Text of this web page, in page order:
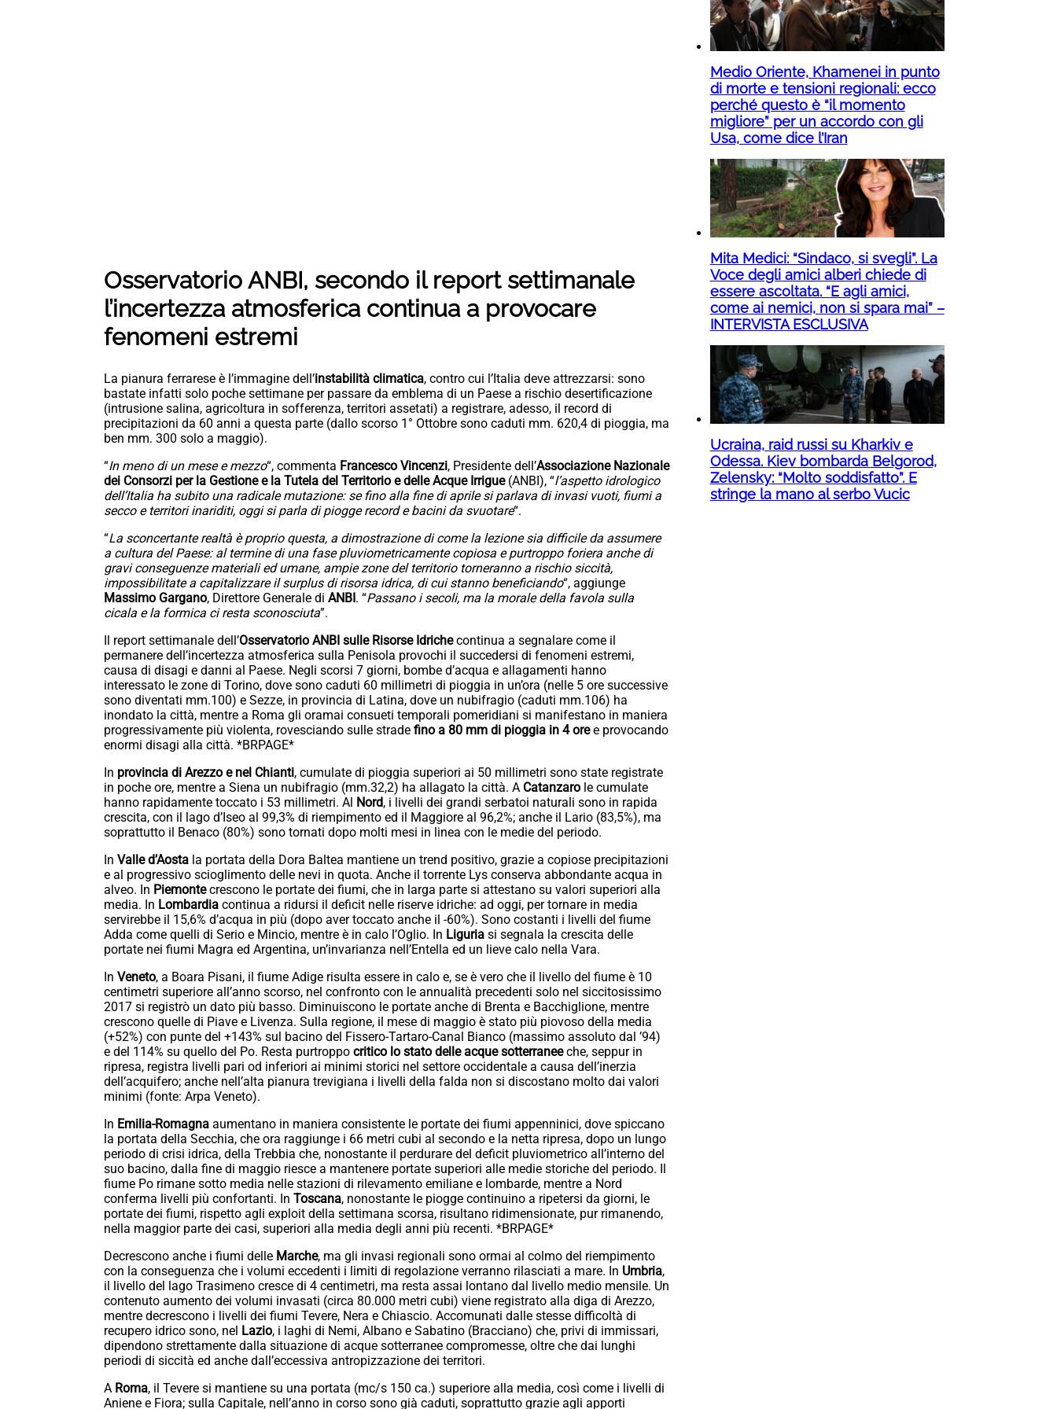
Osservatorio ANBI, secondo il report settimanale
l’incertezza atmosferica continua a provocare
fenomeni estremi
La pianura ferrarese è l’immagine dell’instabilità climatica, contro cui l’Italia deve attrezzarsi: sono
bastate infatti solo poche settimane per passare da emblema di un Paese a rischio desertificazione
(intrusione salina, agricoltura in sofferenza, territori assetati) a registrare, adesso, il record di
precipitazioni da 60 anni a questa parte (dallo scorso 1° Ottobre sono caduti mm. 620,4 di pioggia, ma
ben mm. 300 solo a maggio).
“In meno di un mese e mezzo“, commenta Francesco Vincenzi, Presidente dell’Associazione Nazionale
dei Consorzi per la Gestione e la Tutela del Territorio e delle Acque Irrigue(ANBI), “l’aspetto idrologico
dell’Italia ha subito una radicale mutazione: se fino alla fine di aprile si parlava di invasi vuoti, fiumi a
secco e territori inariditi, oggi si parla di piogge record e bacini da svuotare“.
“La sconcertante realtà è proprio questa, a dimostrazione di come la lezione sia difficile da assumere
a cultura del Paese: al termine di una fase pluviometricamente copiosa e purtroppo foriera anche di
gravi conseguenze materiali ed umane, ampie zone del territorio torneranno a rischio siccità,
impossibilitate a capitalizzare il surplus di risorsa idrica, di cui stanno beneficiando“, aggiunge
Massimo Gargano, Direttore Generale di ANBI. “Passano i secoli, ma la morale della favola sulla
cicala e la formica ci resta sconosciuta”.
Il report settimanale dell’Osservatorio ANBI sulle Risorse Idrichecontinua a segnalare come il
permanere dell’incertezza atmosferica sulla Penisola provochi il succedersi di fenomeni estremi,
causa di disagi e danni al Paese. Negli scorsi 7 giorni, bombe d’acqua e allagamenti hanno
interessato le zone di Torino, dove sono caduti 60 millimetri di pioggia in un’ora (nelle 5 ore successive
sono diventati mm.100) e Sezze, in provincia di Latina, dove un nubifragio (caduti mm.106) ha
inondato la città, mentre a Roma gli oramai consueti temporali pomeridiani si manifestano in maniera
progressivamente più violenta, rovesciando sulle strade fino a 80 mm di pioggia in 4 oree provocando
enormi disagi alla città. *BRPAGE*
In provincia di Arezzo e nel Chianti, cumulate di pioggia superiori ai 50 millimetri sono state registrate
in poche ore, mentre a Siena un nubifragio (mm.32,2) ha allagato la città. A Catanzaro le cumulate
hanno rapidamente toccato i 53 millimetri. Al Nord, i livelli dei grandi serbatoi naturali sono in rapida
crescita, con il lago d’Iseo al 99,3% di riempimento ed il Maggiore al 96,2%; anche il Lario (83,5%), ma
soprattutto il Benaco (80%) sono tornati dopo molti mesi in linea con le medie del periodo.
In Valle d’Aosta la portata della Dora Baltea mantiene un trend positivo, grazie a copiose precipitazioni
e al progressivo scioglimento delle nevi in quota. Anche il torrente Lys conserva abbondante acqua in
alveo. In Piemontecrescono le portate dei fiumi, che in larga parte si attestano su valori superiori alla
media. In Lombardia continua a ridursi il deficit nelle riserve idriche: ad oggi, per tornare in media
servirebbe il 15,6% d’acqua in più (dopo aver toccato anche il -60%). Sono costanti i livelli del fiume
Adda come quelli di Serio e Mincio, mentre è in calo l’Oglio. In Liguria si segnala la crescita delle
portate nei fiumi Magra ed Argentina, un’invarianza nell’Entella ed un lieve calo nella Vara.
In Veneto, a Boara Pisani, il fiume Adige risulta essere in calo e, se è vero che il livello del fiume è 10
centimetri superiore all’anno scorso, nel confronto con le annualità precedenti solo nel siccitosissimo
2017 si registrò un dato più basso. Diminuiscono le portate anche di Brenta e Bacchiglione, mentre
crescono quelle di Piave e Livenza. Sulla regione, il mese di maggio è stato più piovoso della media
(+52%) con punte del +143% sul bacino del Fissero-Tartaro-Canal Bianco (massimo assoluto dal ’94)
e del 114% su quello del Po. Resta purtroppo critico lo stato delle acque sotterraneeche, seppur in
ripresa, registra livelli pari od inferiori ai minimi storici nel settore occidentale a causa dell’inerzia
dell’acquifero; anche nell’alta pianura trevigiana i livelli della falda non si discostano molto dai valori
minimi (fonte: Arpa Veneto).
In Emilia-Romagna aumentano in maniera consistente le portate dei fiumi appenninici, dove spiccano
la portata della Secchia, che ora raggiunge i 66 metri cubi al secondo e la netta ripresa, dopo un lungo
periodo di crisi idrica, della Trebbia che, nonostante il perdurare del deficit pluviometrico all’interno del
suo bacino, dalla fine di maggio riesce a mantenere portate superiori alle medie storiche del periodo. Il
fiume Po rimane sotto media nelle stazioni di rilevamento emiliane e lombarde, mentre a Nord
conferma livelli più confortanti. In Toscana, nonostante le piogge continuino a ripetersi da giorni, le
portate dei fiumi, rispetto agli exploit della settimana scorsa, risultano ridimensionate, pur rimanendo,
nella maggior parte dei casi, superiori alla media degli anni più recenti. *BRPAGE*
Decrescono anche i fiumi delle Marche, ma gli invasi regionali sono ormai al colmo del riempimento
con la conseguenza che i volumi eccedenti i limiti di regolazione verranno rilasciati a mare. In Umbria,
il livello del lago Trasimeno cresce di 4 centimetri, ma resta assai lontano dal livello medio mensile. Un
contenuto aumento dei volumi invasati (circa 80.000 metri cubi) viene registrato alla diga di Arezzo,
mentre decrescono i livelli dei fiumi Tevere, Nera e Chiascio. Accomunati dalle stesse difficoltà di
recupero idrico sono, nel Lazio, i laghi di Nemi, Albano e Sabatino (Bracciano) che, privi di immissari,
dipendono strettamente dalla situazione di acque sotterranee compromesse, oltre che dai lunghi
periodi di siccità ed anche dall’eccessiva antropizzazione dei territori.
A Roma, il Tevere si mantiene su una portata (mc/s 150 ca.) superiore alla media, così come i livelli di
Aniene e Fiora; sulla Capitale, nell’anno in corso sono già caduti, soprattutto grazie agli apporti
Medio Oriente, Khamenei in punto
di morte e tensioni regionali: ecco
perché questo è “il momento
migliore” per un accordo con gli
Usa, come dice l’Iran
Mita Medici: “Sindaco, si svegli”. La
Voce degli amici alberi chiede di
essere ascoltata. “E agli amici,
come ai nemici, non si spara mai” –
INTERVISTA ESCLUSIVA
Ucraina, raid russi su Kharkiv e
Odessa. Kiev bombarda Belgorod,
Zelensky: “Molto soddisfatto”. E
stringe la mano al serbo Vucic